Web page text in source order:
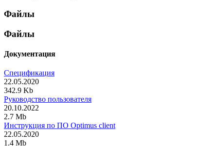
Файлы
Файлы
Документация
Спецификация
22.05.2020
342.9 Kb
Руководство пользователя
20.10.2022
2.7 Mb
Инструкция по ПО Optimus client
22.05.2020
1.4 Mb